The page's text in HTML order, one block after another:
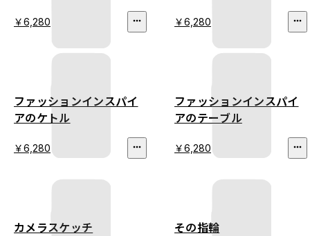
￥6,280 ￥6,280
ファッションインスパイ
アのケトル
￥6,280
ファッションインスパイ
アのテーブル
￥6,280
カメラスケッチ その指輪